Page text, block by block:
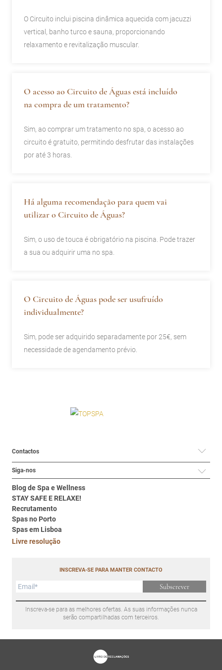
O Circuito inclui piscina dinâmica aquecida com jacuzzi
vertical, banho turco e sauna, proporcionando
relaxamento e revitalização muscular.
O acesso ao Circuito de Águas está incluído
na compra de um tratamento?
Sim, ao comprar um tratamento no spa, o acesso ao
circuito é gratuito, permitindo desfrutar das instalações
por até 3 horas.
Há alguma recomendação para quem vai
utilizar o Circuito de Águas?
Sim, o uso de touca é obrigatório na piscina. Pode trazer
a sua ou adquirir uma no spa.
O Circuito de Águas pode ser usufruído
individualmente?
Sim, pode ser adquirido separadamente por 25€, sem
necessidade de agendamento prévio.
Contactos
Siga-nos
Blog de Spa e Wellness
STAY SAFE E RELAXE!
Recrutamento
Spas no Porto
Spas em Lisboa
Livre resolução
INSCREVA-SE PARA MANTER CONTACTO
Subscrever
Inscreva-se para as melhores ofertas. As suas informações nunca
serão compartilhadas com terceiros.